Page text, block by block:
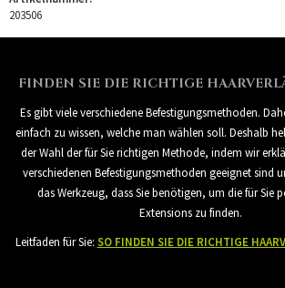
203506
FINDEN SIE DIE RICHTIGE
Es gibt viele verschiedene Befestigungsmethoden.
einfach zu wissen, welche man wählen soll. Deshalb
der Wahl der für Sie richtigen Methode, indem wir
verschiedenen Befestigungsmethoden geeignet sind
das Werkzeug, dass Sie benötigen, um die für Sie
Extensions zu finden.
Leitfaden für Sie: SO FINDEN SIE DIE RICHTIGE